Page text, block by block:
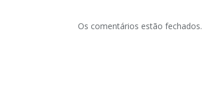
Os comentários estão fechados.